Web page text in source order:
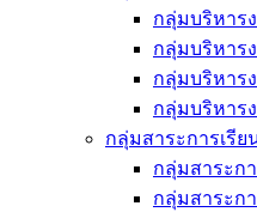
กลุ่มบริหาร
กลุ่มบริหาร
กลุ่มบริหาร
กลุ่มบริหาร
กลุ่มสาระการเรีย
กลุ่มสาระก
กลุ่มสาระก